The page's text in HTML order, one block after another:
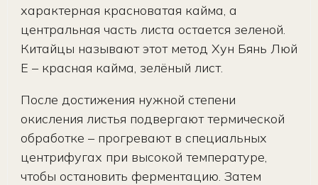
характерная красноватая кайма, а
центральная часть листа остается зеленой.
Китайцы называют этот метод Хун Бянь Люй
Е – красная кайма, зелёный лист.
После достижения нужной степени
окисления листья подвергают термической
обработке – прогревают в специальных
центрифугах при высокой температуре,
чтобы остановить ферментацию. Затем